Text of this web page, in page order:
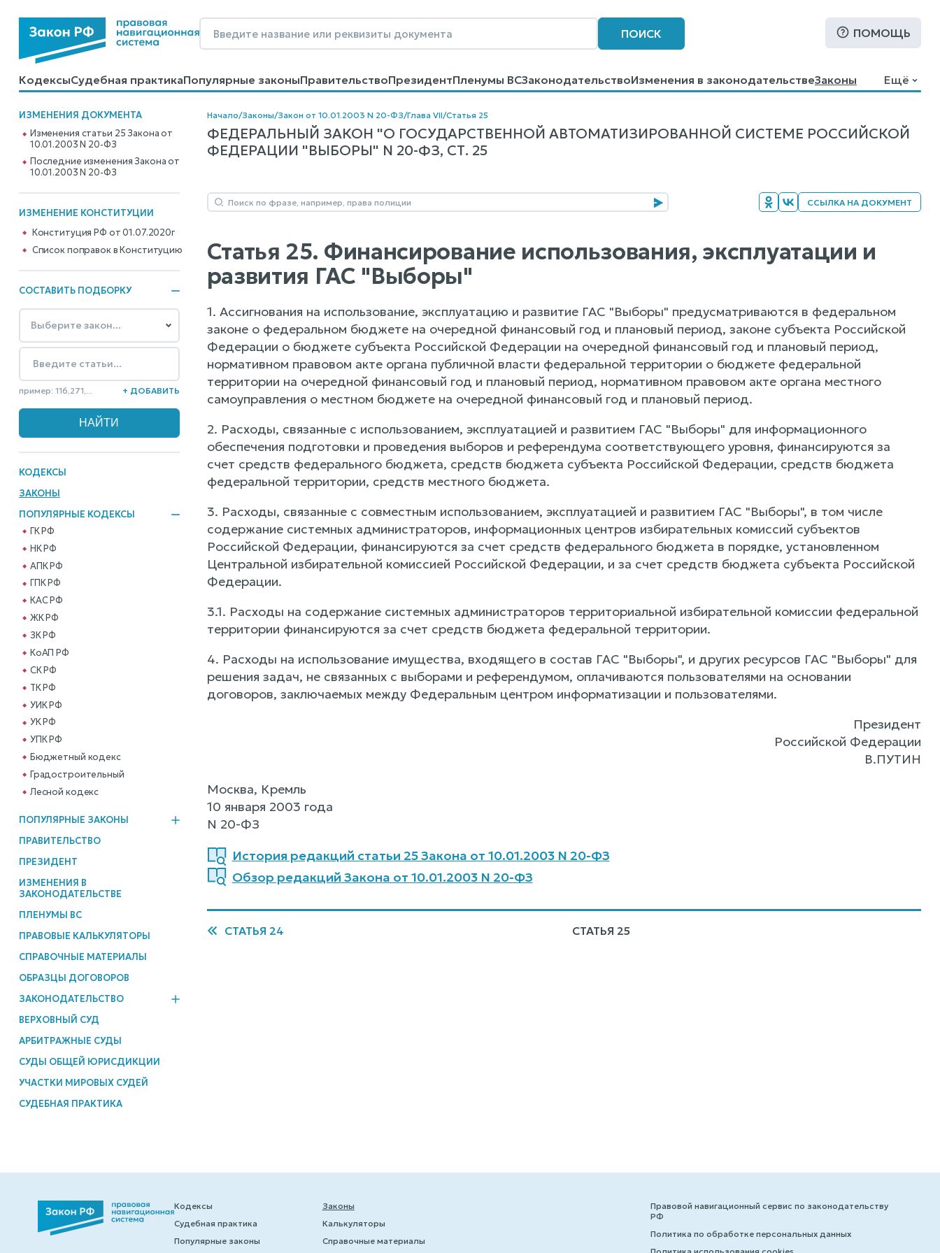
ПОИСК ПОМОЩЬ
КодексыСудебная практикаПопулярные законыПравительствоПрезидентПленумы ВСЗаконодательствоИзменения в законодательствеЗаконы
КалькуляторыСправочные материалыОбразцы договоровКонтактыПомощьПоиск
Ещё
ИЗМЕНЕНИЯ ДОКУМЕНТА
Изменения статьи 25 Закона от
10.01.2003 N 20-ФЗ
Последние изменения Закона от
10.01.2003 N 20-ФЗ
ИЗМЕНЕНИЕ КОНСТИТУЦИИ
Конституция РФ от 01.07.2020г
Cписок поправок в Конституцию
СОСТАВИТЬ ПОДБОРКУ
пример: 116,271,... + ДОБАВИТЬ
КОДЕКСЫ
ЗАКОНЫ
ПОПУЛЯРНЫЕ КОДЕКСЫ
ГК РФ
НК РФ
АПК РФ
ГПК РФ
КАС РФ
ЖК РФ
ЗК РФ
КоАП РФ
СК РФ
ТК РФ
УИК РФ
УК РФ
УПК РФ
Бюджетный кодекс
Градостроительный
Лесной кодекс
ПОПУЛЯРНЫЕ ЗАКОНЫ
ПРАВИТЕЛЬСТВО
ПРЕЗИДЕНТ
ИЗМЕНЕНИЯ В
ЗАКОНОДАТЕЛЬСТВЕ
ПЛЕНУМЫ ВС
ПРАВОВЫЕ КАЛЬКУЛЯТОРЫ
СПРАВОЧНЫЕ МАТЕРИАЛЫ
ОБРАЗЦЫ ДОГОВОРОВ
ЗАКОНОДАТЕЛЬСТВО
ВЕРХОВНЫЙ СУД
АРБИТРАЖНЫЕ СУДЫ
СУДЫ ОБЩЕЙ ЮРИСДИКЦИИ
УЧАСТКИ МИРОВЫХ СУДЕЙ
СУДЕБНАЯ ПРАКТИКА
Начало/Законы/Закон от 10.01.2003 N 20-ФЗ/Глава VII/Статья 25
ФЕДЕРАЛЬНЫЙ ЗАКОН "О ГОСУДАРСТВЕННОЙ АВТОМАТИЗИРОВАННОЙ СИСТЕМЕ РОССИЙСКОЙ
ФЕДЕРАЦИИ "ВЫБОРЫ" N 20-ФЗ, СТ. 25
ССЫЛКА НА ДОКУМЕНТ
Статья 25. Финансирование использования, эксплуатации и
развития ГАС "Выборы"
1. Ассигнования на использование, эксплуатацию и развитие ГАС "Выборы" предусматриваются в федеральном
законе о федеральном бюджете на очередной финансовый год и плановый период, законе субъекта Российской
Федерации о бюджете субъекта Российской Федерации на очередной финансовый год и плановый период,
нормативном правовом акте органа публичной власти федеральной территории о бюджете федеральной
территории на очередной финансовый год и плановый период, нормативном правовом акте органа местного
самоуправления о местном бюджете на очередной финансовый год и плановый период.
2. Расходы, связанные с использованием, эксплуатацией и развитием ГАС "Выборы" для информационного
обеспечения подготовки и проведения выборов и референдума соответствующего уровня, финансируются за
счет средств федерального бюджета, средств бюджета субъекта Российской Федерации, средств бюджета
федеральной территории, средств местного бюджета.
3. Расходы, связанные с совместным использованием, эксплуатацией и развитием ГАС "Выборы", в том числе
содержание системных администраторов, информационных центров избирательных комиссий субъектов
Российской Федерации, финансируются за счет средств федерального бюджета в порядке, установленном
Центральной избирательной комиссией Российской Федерации, и за счет средств бюджета субъекта Российской
Федерации.
3.1. Расходы на содержание системных администраторов территориальной избирательной комиссии федеральной
территории финансируются за счет средств бюджета федеральной территории.
4. Расходы на использование имущества, входящего в состав ГАС "Выборы", и других ресурсов ГАС "Выборы" для
решения задач, не связанных с выборами и референдумом, оплачиваются пользователями на основании
договоров, заключаемых между Федеральным центром информатизации и пользователями.
Президент
Российской Федерации
В.ПУТИН
Москва, Кремль
10 января 2003 года
N 20-ФЗ
История редакций статьи 25 Закона от 10.01.2003 N 20-ФЗ
Обзор редакций Закона от 10.01.2003 N 20-ФЗ
СТАТЬЯ 24 СТАТЬЯ 25
Кодексы
Судебная практика
Популярные законы
Законы
Калькуляторы
Справочные материалы
Правовой навигационный сервис по законодательству
РФ
Политика по обработке персональных данных